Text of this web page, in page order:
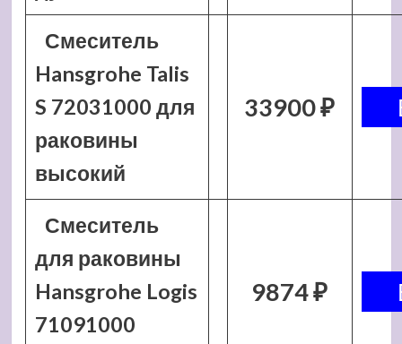
Смеситель
Hansgrohe Talis
S 72031000 для
раковины
высокий
33900 ₽
Смеситель
для раковины
Hansgrohe Logis
71091000
9874 ₽